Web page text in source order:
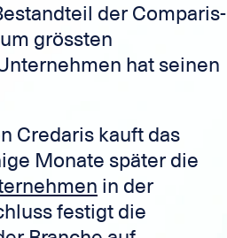
der Comparis-
grössten
hat seinen
Credaris kauft das
Monate später die
in der
festigt die